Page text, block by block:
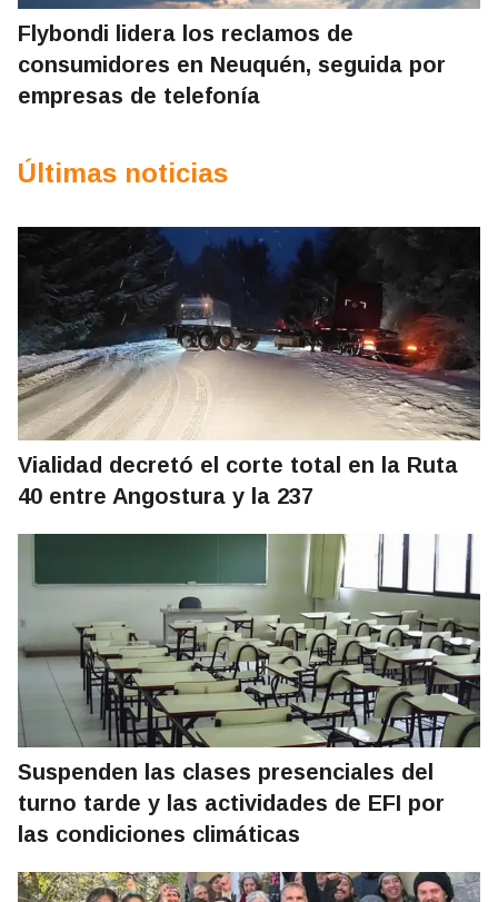
Flybondi lidera los reclamos de
consumidores en Neuquén, seguida por
empresas de telefonía
Últimas noticias
Vialidad decretó el corte total en la Ruta
40 entre Angostura y la 237
Suspenden las clases presenciales del
turno tarde y las actividades de EFI por
las condiciones climáticas